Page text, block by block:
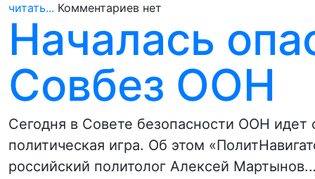
читать... Комментариев нет
Началась
Совбез ООН
Сегодня в Совете безопасности ООН
политическая игра. Об этом
российский политолог Алексей